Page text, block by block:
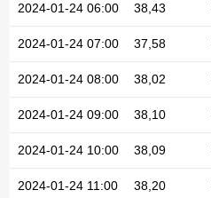
2024-01-24 06:00 38,43
2024-01-24 07:00 37,58
2024-01-24 08:00 38,02
2024-01-24 09:00 38,10
2024-01-24 10:00 38,09
2024-01-24 11:00 38,20